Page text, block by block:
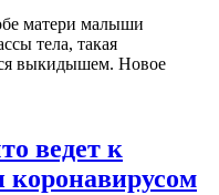
матери малыши
тела, такая
выкидышем. Новое
ведет к
коронавирусом